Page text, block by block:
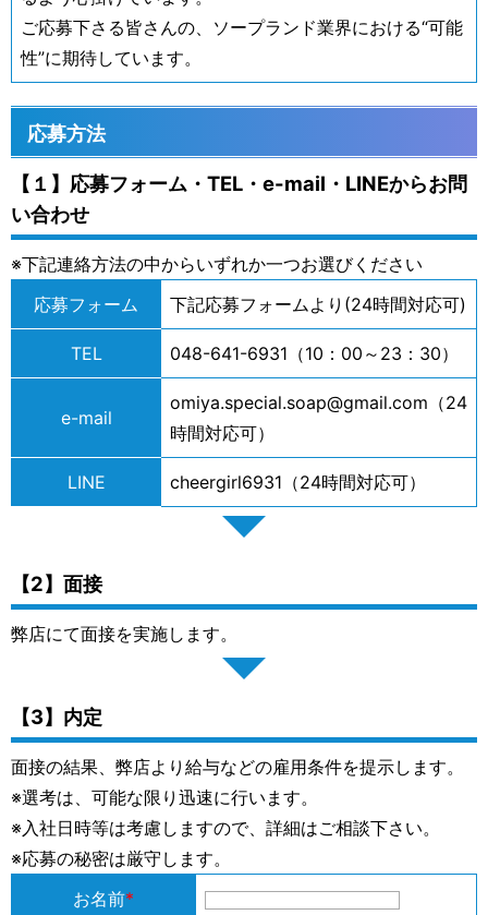
ご応募下さる皆さんの、ソープランド業界における“可能
性”に期待しています。
応募方法
【１】応募フォーム・TEL・e-mail・LINEからお問
い合わせ
※下記連絡方法の中からいずれか一つお選びください
応募フォーム
下記応募フォームより(24時間対応可)
TEL 048-641-6931（10：00～23：30）
e-mail
omiya.special.soap@gmail.com（24
時間対応可）
LINE cheergirl6931（24時間対応可）
【2】面接
弊店にて面接を実施します。
【3】内定
面接の結果、弊店より給与などの雇用条件を提示します。
※選考は、可能な限り迅速に行います。
※入社日時等は考慮しますので、詳細はご相談下さい。
※応募の秘密は厳守します。
お名前*